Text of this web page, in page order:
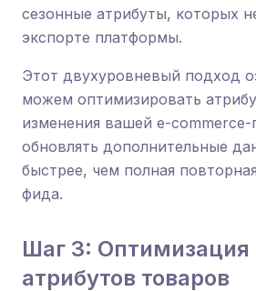
сезонные атрибуты, которых
экспорте платформы.
Этот двухуровневый подход
можем оптимизировать
изменения вашей e-
обновлять дополнительные
быстрее, чем полная
фида.
Шаг 3: Оптимизация
атрибутов товаров